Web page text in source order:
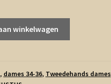
winkelwagen
, dames 34-36, Tweedehands dames